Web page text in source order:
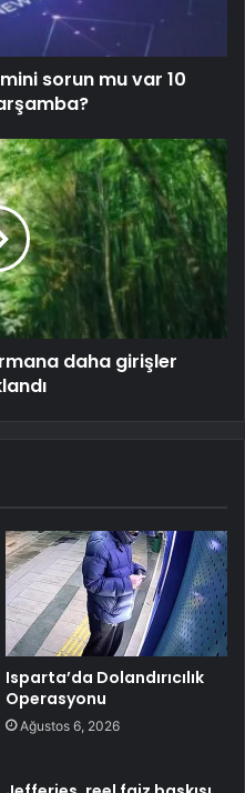
sorun mu var 10
daha girişler
Isparta’da Dolandırıcılık
Operasyonu
Ağustos 6, 2026